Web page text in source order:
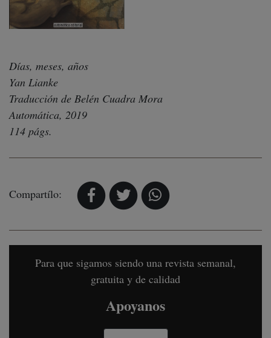
Días, meses, años
Yan Lianke
Traducción de Belén Cuadra Mora
Automática, 2019
114 págs.
Compartílo:
Para que sigamos siendo una revista semanal,
gratuita y de calidad
Apoyanos